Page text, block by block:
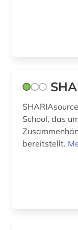
klebstoff (1)
klima (1)
School, das
bereitstellt.